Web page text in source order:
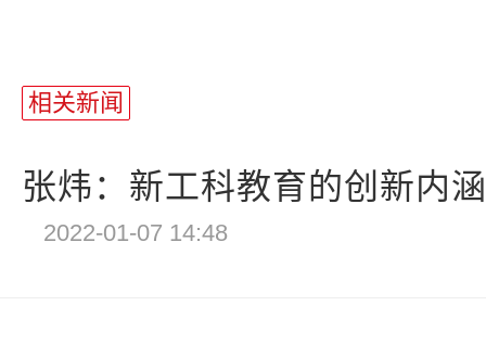
相关新闻
张炜：新工科教育的创新内
2022-01-07 14:48